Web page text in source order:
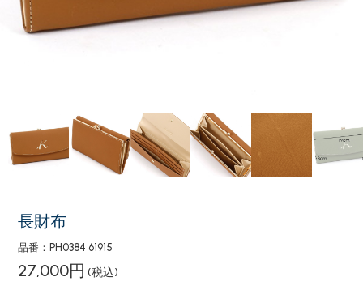
長財布
品番：PH0384 61915
27,000円 (税込)